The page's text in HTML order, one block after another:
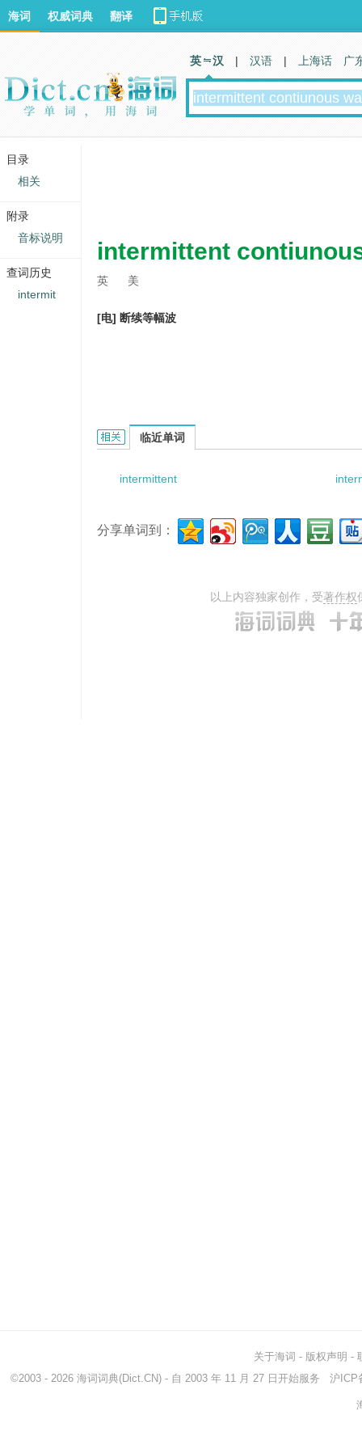
intermittent
英 美
[电] 断续等幅波
intermittent contiunous waves t的相关资料：
临近单词
intermittent
分享单词到：
以上内容独家创作，受著作权
海词 权威词典 翻译
英 汉 | 汉语 | 上海话 广
关于海词 - 版权声明 -
©2003 - 2026 海词词典(Dict.CN) - 自 2003 年 11 月 27 日开始服务 沪ICP
目录
相关
附录
音标说明
查词历史
intermit